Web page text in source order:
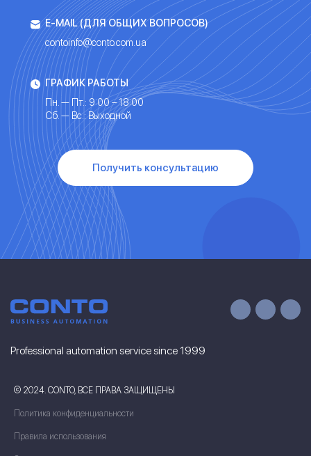
E-MAIL (ДЛЯ ОБЩИХ ВОПРОСОВ)
contoinfo@conto.com.ua
ГРАФИК РАБОТЫ
Пн. — Пт.: 9:00 – 18:00
Сб. — Вс.: Выходной
Получить консультацию
Professional automation service since 1999
© 2024. CONTO, ВСЕ ПРАВА ЗАЩИЩЕНЫ
Политика конфиденциальности
Правила использования